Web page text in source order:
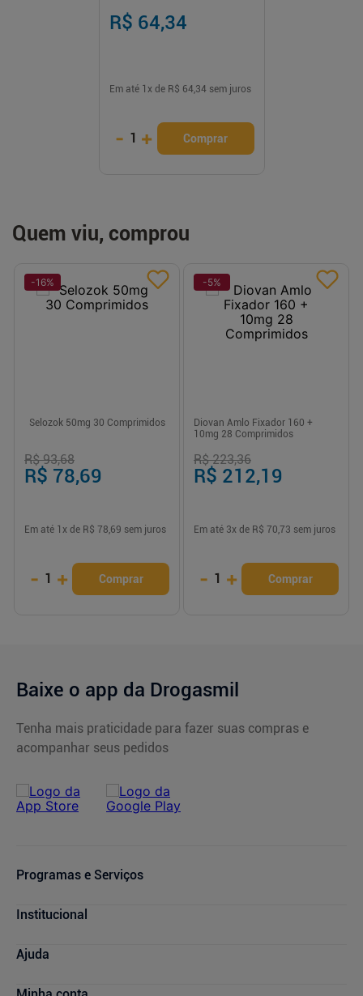
R$ 64,34
Em até 1 x de R$ 64,34sem juros
- 1 + Comprar
Quem viu, comprou
-16%
Selozok 50mg 30 Comprimidos
R$ 93,68
R$ 78,69
Em até 1 x de R$ 78,69 sem juros
- 1 + Comprar
-5%
Diovan Amlo Fixador 160 +
10mg 28 Comprimidos
R$ 223,36
R$ 212,19
Em até 3x de R$ 70,73 sem juros
- 1 + Comprar
Baixe o app da Drogasmil
Tenha mais praticidade para fazer suas compras e
acompanhar seus pedidos
Programas e Serviços
Cupons de Desconto
Consultas Médicas
Drogasmil Plus
Institucional
Blog Drogasmil
Marcas Parceiras
Ajuda
Dúvidas Frequentes